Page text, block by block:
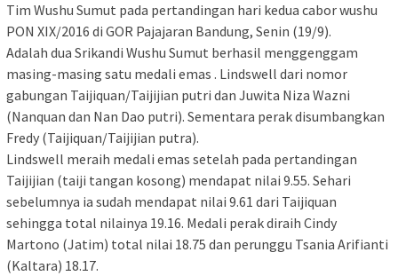
Tim Wushu Sumut pada pertandingan hari kedua cabor wushu
PON XIX/2016 di GOR Pajajaran Bandung, Senin (19/9).
Adalah dua Srikandi Wushu Sumut berhasil menggenggam
masing-masing satu medali emas . Lindswell dari nomor
gabungan Taijiquan/Taijijian putri dan Juwita Niza Wazni
(Nanquan dan Nan Dao putri). Sementara perak disumbangkan
Fredy (Taijiquan/Taijijian putra).
Lindswell meraih medali emas setelah pada pertandingan
Taijijian (taiji tangan kosong) mendapat nilai 9.55. Sehari
sebelumnya ia sudah mendapat nilai 9.61 dari Taijiquan
sehingga total nilainya 19.16. Medali perak diraih Cindy
Martono (Jatim) total nilai 18.75 dan perunggu Tsania Arifianti
(Kaltara) 18.17.